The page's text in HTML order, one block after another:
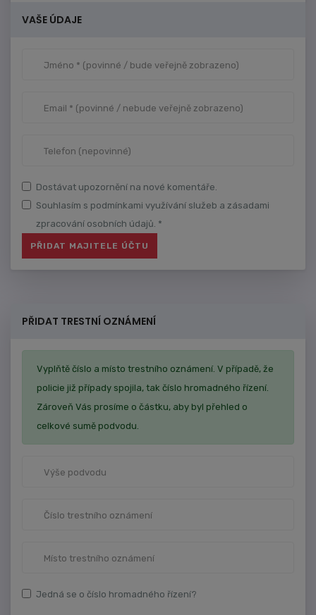
VAŠE ÚDAJE
Dostávat upozornění na nové komentáře.
Souhlasím s podmínkami využívání služeb a zásadami
zpracování osobních údajů. *
PŘIDAT TRESTNÍ OZNÁMENÍ
Vyplňtě číslo a místo trestního oznámení. V případě, že
policie již případy spojila, tak číslo hromadného řízení.
Zároveň Vás prosíme o částku, aby byl přehled o
celkové sumě podvodu.
Jedná se o číslo hromadného řízení?